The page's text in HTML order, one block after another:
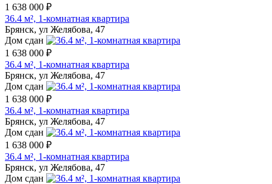
1 638 000 ₽
36.4 м², 1-комнатная квартира
Брянск, ул Желябова, 47
Дом сдан
1 638 000 ₽
36.4 м², 1-комнатная квартира
Брянск, ул Желябова, 47
Дом сдан
1 638 000 ₽
36.4 м², 1-комнатная квартира
Брянск, ул Желябова, 47
Дом сдан
1 638 000 ₽
36.4 м², 1-комнатная квартира
Брянск, ул Желябова, 47
Дом сдан